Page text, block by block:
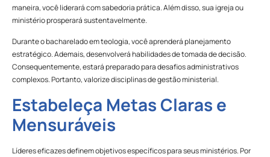
maneira, você liderará com sabedoria prática. Além disso, sua igreja ou
ministério prosperará sustentavelmente.
Durante o bacharelado em teologia, você aprenderá planejamento
estratégico. Ademais, desenvolverá habilidades de tomada de decisão.
Consequentemente, estará preparado para desafios administrativos
complexos. Portanto, valorize disciplinas de gestão ministerial.
Estabeleça Metas Claras e
Mensuráveis
Líderes eficazes definem objetivos específicos para seus ministérios. Por